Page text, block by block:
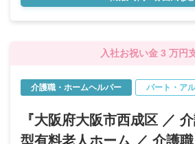
入社お祝い金 3 万円
介護職・ホームヘルパー パート・ア
『大阪府大阪市西成区 ／
型有料老人ホーム ／ 介護